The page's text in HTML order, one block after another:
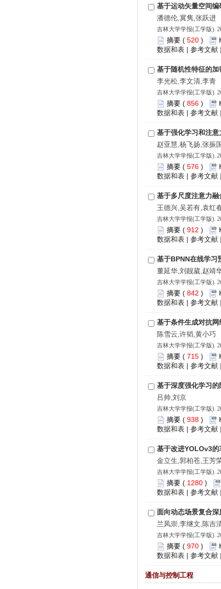
基于运动矢量空间
潘德伦,冀隽,张跃进
吉林大学学报(工学版).
摘要 ( 520 )
数据和表 | 参考文献
基于随机性特征的
李光松,李文清,李青
吉林大学学报(工学版).
摘要 ( 856 )
数据和表 | 参考文献
基于强化学习和注
赵亚慧,杨飞扬,张振
吉林大学学报(工学版).
摘要 ( 576 )
数据和表 | 参考文献
基于多尺度注意力
王德兴,吴若有,袁红
吉林大学学报(工学版).
摘要 ( 912 )
数据和表 | 参考文献
基于BPNN在线学习
董延华,刘靓葳,赵靖
吉林大学学报(工学版).
摘要 ( 842 )
数据和表 | 参考文献
基于条件生成对抗
陈雪云,许韬,黄小巧
吉林大学学报(工学版).
摘要 ( 715 )
数据和表 | 参考文献
基于深度强化学习
吕帅,刘京
吉林大学学报(工学版).
摘要 ( 938 )
数据和表 | 参考文献
基于改进YOLOv3的
金立生,郭柏苍,王芳
吉林大学学报(工学版).
摘要 ( 1280 )
数据和表 | 参考文献
面向动态场景复合
兰凤崇,李继文,陈吉
吉林大学学报(工学版).
摘要 ( 970 )
数据和表 | 参考文献
通信与控制工程